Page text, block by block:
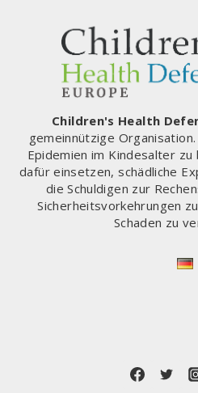
Children's Health
gemeinnützige
Epidemien im Kindesalter
dafür einsetzen, schädliche
die Schuldigen zur
Sicherheitsvorkehrungen
Schaden zu